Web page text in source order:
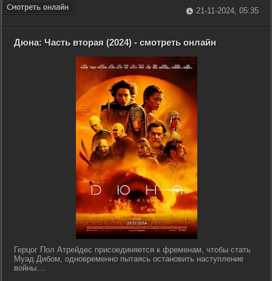
21-11-2024, 05:35
Дюна: Часть вторая (2024) - смотреть онлайн
Герцог Пол Атрейдес присоединяется к фременам, чтобы стать
Муад Дибом, одновременно пытаясь остановить наступление
войны....